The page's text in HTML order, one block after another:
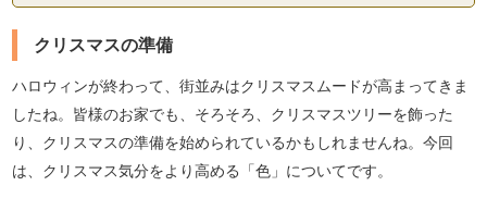
クリスマスの準備
ハロウィンが終わって、街並みはクリスマスムードが高まってきま
したね。皆様のお家でも、そろそろ、クリスマスツリーを飾った
り、クリスマスの準備を始められているかもしれませんね。今回
は、クリスマス気分をより高める「色」についてです。